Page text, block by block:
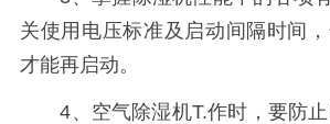
关使用电压标准及启动间隔时间
才能再启动。
4、空气除湿机T.作时，要防止